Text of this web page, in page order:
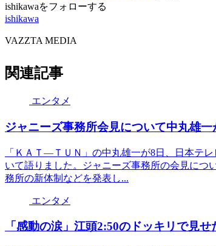
ishikawaをフォローする
ishikawa
VAZZTA MEDIA
関連記事
エンタメ
ジャニーズ事務所会見について中丸雄
「ＫＡＴ―ＴＵＮ」の中丸雄一が8日、日本テ
いて語りました。ジャニーズ事務所の会見につ
務所の新体制などを発表し...
エンタメ
「感動の涙」江頭2:50のドッキリで見